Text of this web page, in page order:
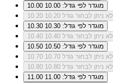
10.00
מוגדר לפי גודל: 10.00
10.20
לא ניתן לבחור גודל 10.20
10.30
מוגדר לפי גודל: 10.30
10.40
לא ניתן לבחור גודל 10.40
10.50
מוגדר לפי גודל: 10.50
10.70
לא ניתן לבחור גודל 10.70
10.80
לא ניתן לבחור גודל 10.80
11.00
מוגדר לפי גודל: 11.00